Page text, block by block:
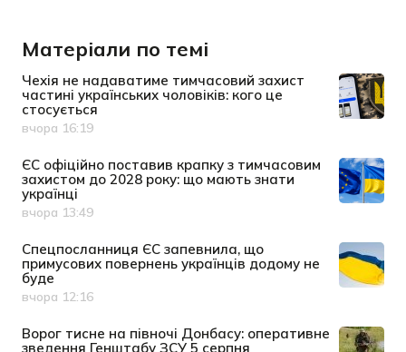
Матеріали по темі
Чехія не надаватиме тимчасовий захист
частині українських чоловіків: кого це
стосується
Дата публікації
вчора 16:19
ЄС офіційно поставив крапку з тимчасовим
захистом до 2028 року: що мають знати
українці
Дата публікації
вчора 13:49
Спецпосланниця ЄС запевнила, що
примусових повернень українців додому не
буде
Дата публікації
вчора 12:16
Ворог тисне на півночі Донбасу: оперативне
зведення Генштабу ЗСУ 5 серпня